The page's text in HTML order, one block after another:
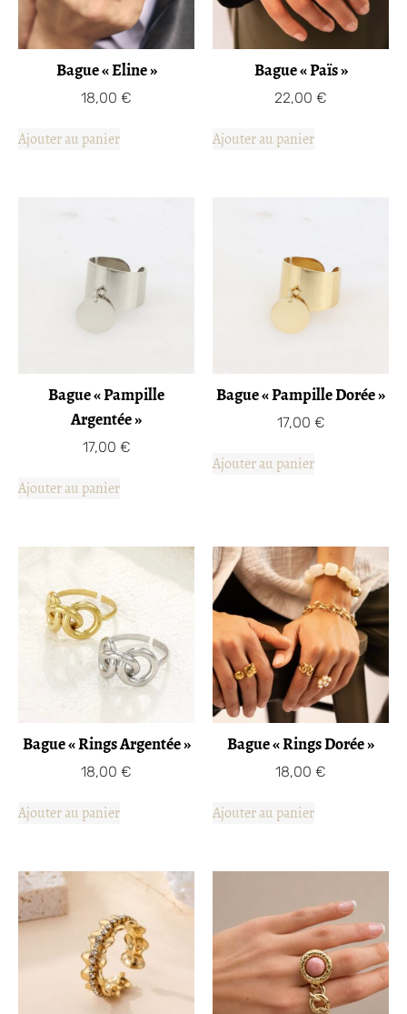
Bague « Eline »
18,00 €
Ajouter au panier
Bague « Païs »
22,00 €
Ajouter au panier
Bague « Pampille
Argentée »
17,00 €
Ajouter au panier
Bague « Pampille Dorée »
17,00 €
Ajouter au panier
Bague « Rings Argentée »
18,00 €
Ajouter au panier
Bague « Rings Dorée »
18,00 €
Ajouter au panier